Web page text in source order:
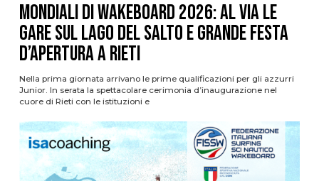
Mondiali di Wakeboard 2026: al via le
gare sul Lago del Salto e grande festa
d’apertura a Rieti
Nella prima giornata arrivano le prime qualificazioni per gli azzurri
Junior. In serata la spettacolare cerimonia d’inaugurazione nel
cuore di Rieti con le istituzioni e